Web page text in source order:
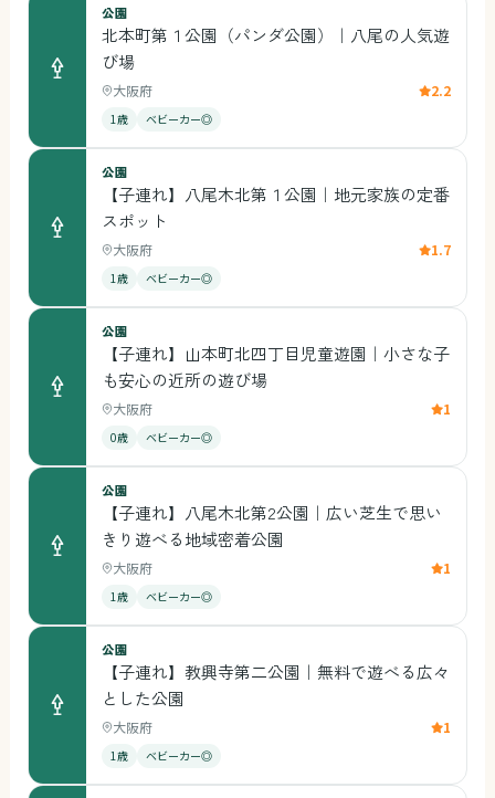
公園
北本町第１公園（パンダ公園）｜八尾の人気遊
び場
大阪府 2.2
1歳 ベビーカー◎
公園
【子連れ】八尾木北第１公園｜地元家族の定番
スポット
大阪府 1.7
1歳 ベビーカー◎
公園
【子連れ】山本町北四丁目児童遊園｜小さな子
も安心の近所の遊び場
大阪府 1
0歳 ベビーカー◎
公園
【子連れ】八尾木北第2公園｜広い芝生で思い
きり遊べる地域密着公園
大阪府 1
1歳 ベビーカー◎
公園
【子連れ】教興寺第二公園｜無料で遊べる広々
とした公園
大阪府 1
1歳 ベビーカー◎